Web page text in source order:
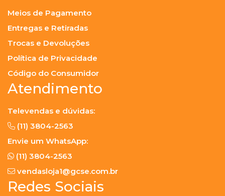
Meios de Pagamento
Entregas e Retiradas
Trocas e Devoluções
Política de Privacidade
Código do Consumidor
Atendimento
Televendas e dúvidas:
(11) 3804-2563
Envie um WhatsApp:
(11) 3804-2563
vendasloja1@gcse.com.br
Redes Sociais